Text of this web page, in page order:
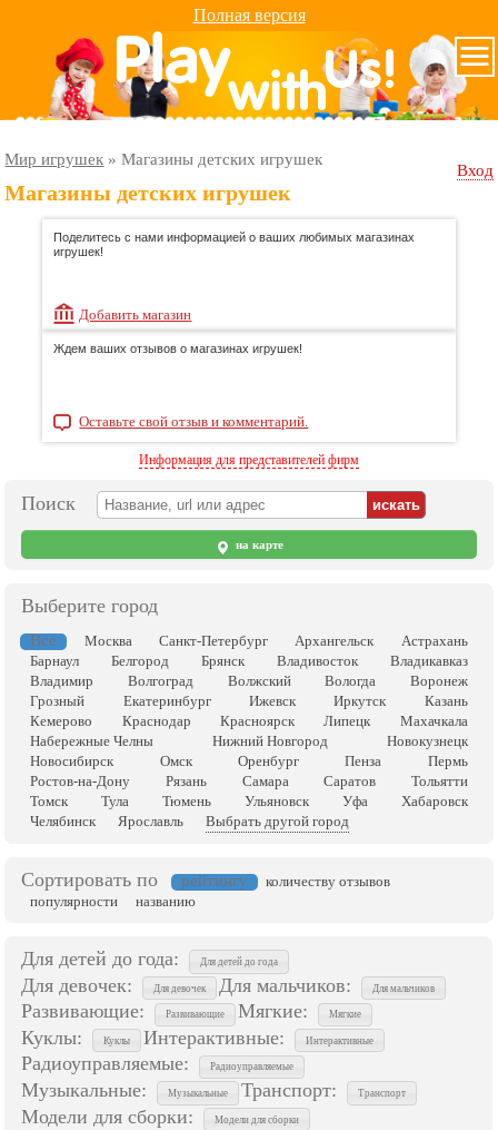
Полная версия
Мир игрушек »Магазины детских игрушек
Вход
Магазины детских игрушек
Поделитесь с нами информацией о ваших любимых магазинах
игрушек!
Добавить магазин
Ждем ваших отзывов о магазинах игрушек!
Оставьте свой отзыв и комментарий.
Информация для представителей фирм
Поиск
на карте
Выберите город
Все Москва Санкт-Петербург Архангельск
Астрахань
Барнаул
Белгород Брянск Владивосток
Владикавказ
Владимир
Волгоград Волжский Вологда
Воронеж
Грозный
Екатеринбург Ижевск Иркутск
Казань
Кемерово
Краснодар Красноярск Липецк
Махачкала
Набережные Челны
Нижний Новгород
Новокузнецк
Новосибирск
Омск Оренбург Пенза
Пермь
Ростов-на-Дону
Рязань Самара Саратов
Тольятти
Томск
Тула Тюмень Ульяновск Уфа
Хабаровск
Челябинск
Ярославль Выбрать другой город
Сортировать по рейтингу
количеству отзывов
популярности
названию
Для детей до года: Для детей до года
Для девочек: Для девочек Для мальчиков: Для мальчиков
Развивающие: Развивающие Мягкие: Мягкие
Куклы: Куклы Интерактивные: Интерактивные
Радиоуправляемые: Радиоуправляемые
Музыкальные: Музыкальные Транспорт: Транспорт
Модели для сборки: Модели для сборки